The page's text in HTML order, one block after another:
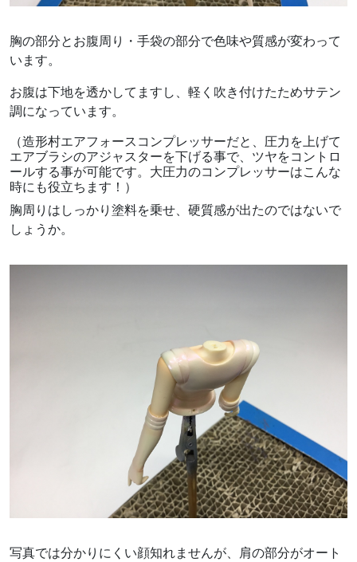
胸の部分とお腹周り・手袋の部分で色味や質感が変わって
います。
お腹は下地を透かしてますし、軽く吹き付けたためサテン
調になっています。
（造形村エアフォースコンプレッサーだと、圧力を上げて
エアブラシのアジャスターを下げる事で、ツヤをコントロ
ールする事が可能です。大圧力のコンプレッサーはこんな
時にも役立ちます！）
胸周りはしっかり塗料を乗せ、硬質感が出たのではないで
しょうか。
写真では分かりにくい顔知れませんが、肩の部分がオート